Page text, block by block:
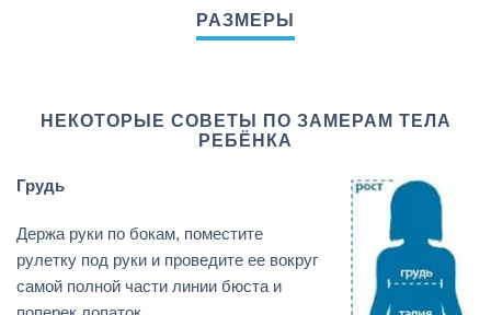
НЕКОТОРЫЕ СОВЕТЫ ПО ЗАМЕРАМ ТЕЛА
РЕБЁНКА
Грудь
Держа руки по бокам, поместите
рулетку под руки и проведите ее вокруг
самой полной части линии бюста и